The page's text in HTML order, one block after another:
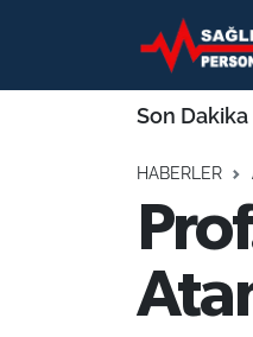
Son Dakika
HABERLER
Son Dakika
Atamalar
Sağlık Bakanlığı
Nöbetçi Eczaneler
Namaz Vakitleri
Trafik Durumu